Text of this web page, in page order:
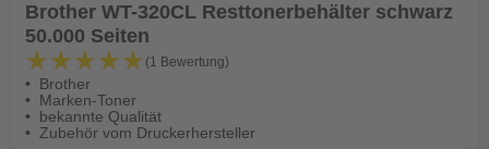
Brother WT-320CL Resttonerbehälter schwarz
50.000 Seiten
★★★★★
★★★★★ (1 Bewertung)
Brother
Marken-Toner
bekannte Qualität
Zubehör vom Druckerhersteller